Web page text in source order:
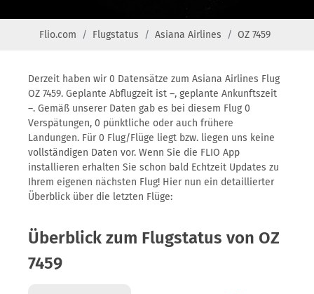
Flio.com Flugstatus Asiana Airlines OZ 7459
Derzeit haben wir 0 Datensätze zum Asiana Airlines Flug
OZ 7459. Geplante Abflugzeit ist –, geplante Ankunftszeit
–. Gemäß unserer Daten gab es bei diesem Flug 0
Verspätungen, 0 pünktliche oder auch frühere
Landungen. Für 0 Flug/Flüge liegt bzw. liegen uns keine
vollständigen Daten vor. Wenn Sie die FLIO App
installieren erhalten Sie schon bald Echtzeit Updates zu
Ihrem eigenen nächsten Flug! Hier nun ein detaillierter
Überblick über die letzten Flüge:
Überblick zum Flugstatus von OZ
7459